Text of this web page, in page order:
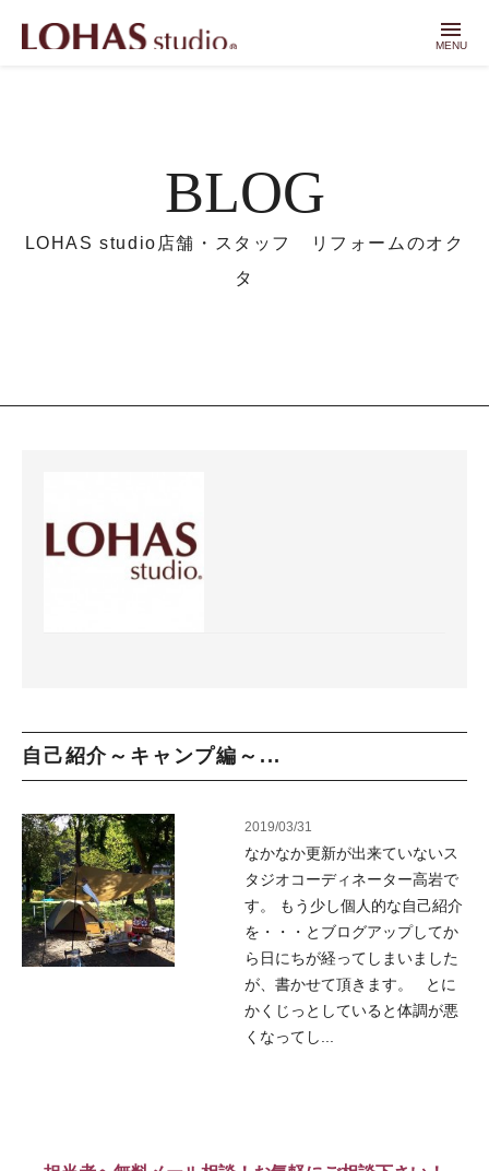
menu
MENU
BLOG
LOHAS studio店舗・スタッフ リフォームのオク
タ
自己紹介～キャンプ編～...
2019/03/31
なかなか更新が出来ていないス
タジオコーディネーター高岩で
す。 もう少し個人的な自己紹介
を・・・とブログアップしてか
ら日にちが経ってしまいました
が、書かせて頂きます。 とに
かくじっとしていると体調が悪
くなってし...